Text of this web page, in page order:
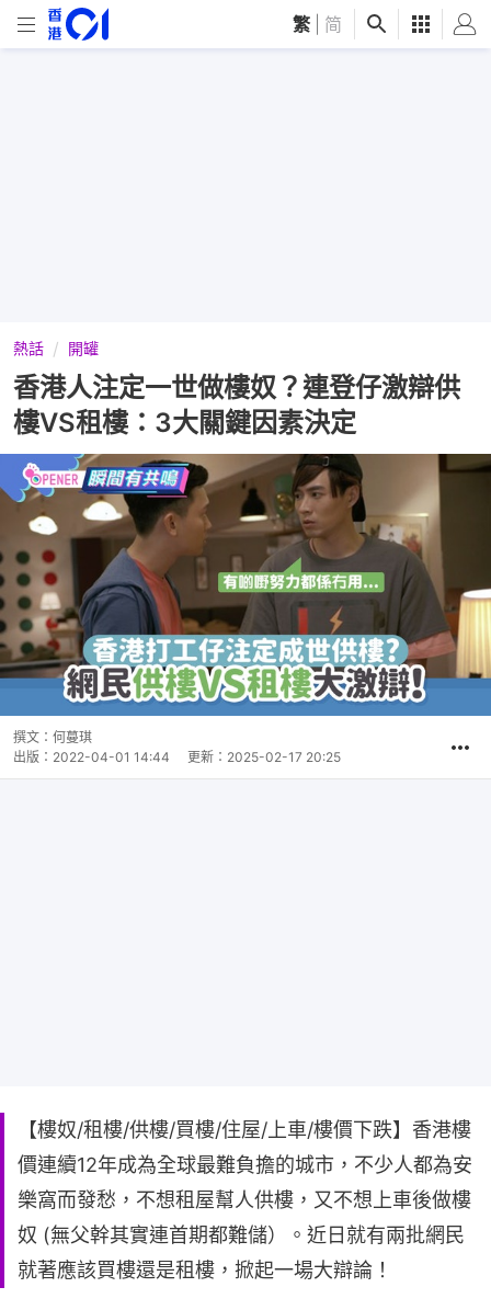
繁 简
熱話 開罐
香港人注定一世做樓奴？連登仔激辯供
樓VS租樓：3大關鍵因素決定
撰文： 何蔓琪
出版： 2022-04-01 14:44 更新： 2025-02-17 20:25
【樓奴/租樓/供樓/買樓/住屋/上車/樓價下跌】香港樓
價連續12年成為全球最難負擔的城市，不少人都為安
樂窩而發愁，不想租屋幫人供樓，又不想上車後做樓
奴 (無父幹其實連首期都難儲）。近日就有兩批網民
就著應該買樓還是租樓，掀起一場大辯論！